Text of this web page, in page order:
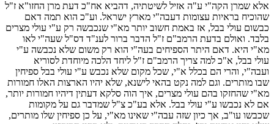
אלא שמרן הקה"י ע"ה אזיל לשיטתיה, דהביא אח"כ דעת מרן החזו"א ז"ל
שהוכיח בראיות עצומות דעבה"י מארץ ישראל. וע"כ הוא תמה דאם
כבשום עולי בבל, אז באמת חשוב יותר מא"י שנכבשה רק ע"י עולי מצרים
בלבד. ואולם בדעת הרמב"ם ז"ל הדבר ברור לענ"ד דס"ל שעה"י לאו
מא"י היא. דאם היתר הספיחים בעה"י הוא רק משום שלא נכבשה ע"י
עולי בבל, א"כ למה צריך הרמב"ם ז"ל ליחד הלכה מיוחדת לסוריא
ועבה"י, והרי הם בכלל א"י, שכל מקום שלא נכבש ע"י עולי בבל ספיחין
שבו מותרים. וגם למה נקט בהאי לישנא, שלא יהיו הארצות האלו חמורות
מא"י שהחזקו בהם עולי מצרים, איך הוה סלקא דעתין דיהיו חמורות יותר,
אם לא נכבשו ע"י עולי בבל. אלא בע"כ צ"ל שמדבר גם על מקומות
שכבשו עו"ב, אך כיון שזה עבה"י שאינו מא"י, על כן ספיחין שלו מותרים,